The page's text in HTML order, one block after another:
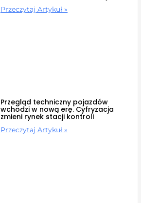
Przeczytaj Artykuł »
Przegląd techniczny pojazdów
wchodzi w nową erę. Cyfryzacja
zmieni rynek stacji kontroli
Przeczytaj Artykuł »